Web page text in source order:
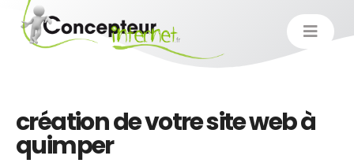
création de votre site web à
quimper